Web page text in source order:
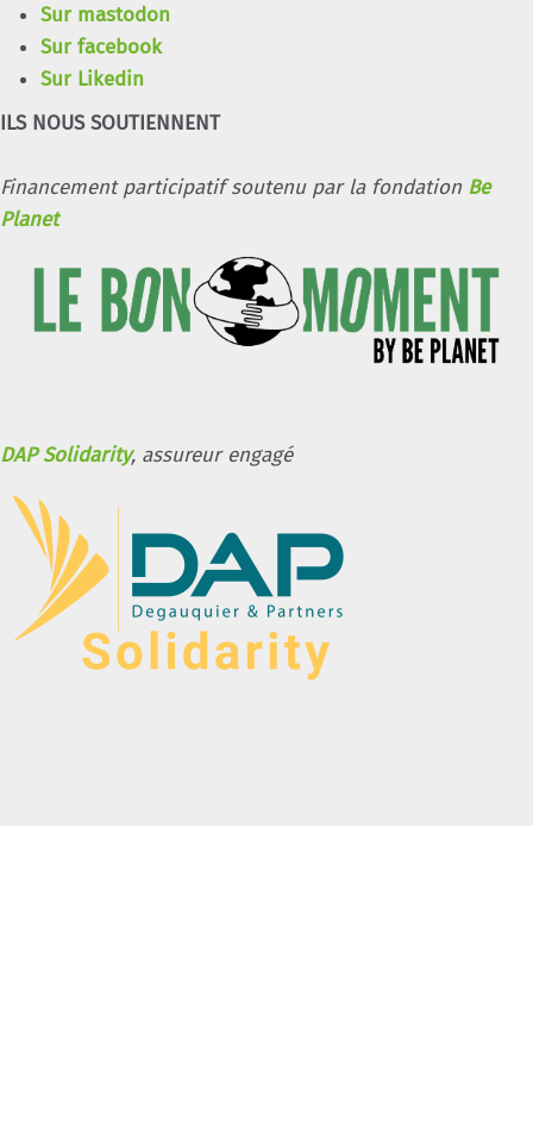
Sur mastodon
Sur facebook
Sur Likedin
ILS NOUS SOUTIENNENT
Financement participatif soutenu par la fondation Be
Planet
DAP Solidarity, assureur engagé